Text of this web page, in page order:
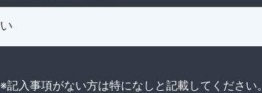
※記入事項がない方は特になしと記載してください。